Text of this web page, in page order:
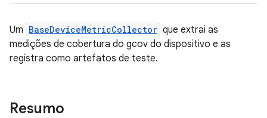
Um BaseDeviceMetricCollector que extrai as
medições de cobertura do gcov do dispositivo e as
registra como artefatos de teste.
Resumo